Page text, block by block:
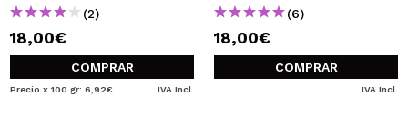
(2)
18,00€
COMPRAR
Precio x 100 gr: 6,92€ IVA Incl.
(6)
18,00€
COMPRAR
IVA Incl.